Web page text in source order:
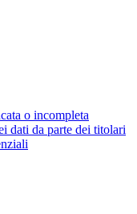
o incompleta
dati da parte dei titolari